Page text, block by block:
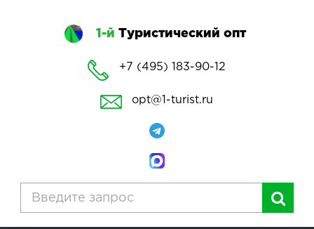
1-й Туристический опт
+7 (495) 183-90-12
opt@1-turist.ru